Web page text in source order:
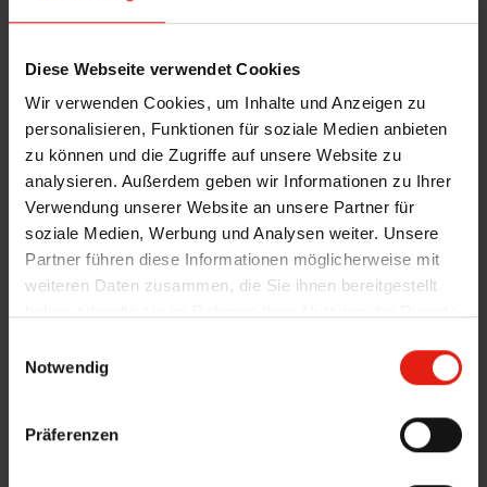
Diese Webseite verwendet Cookies
Wir verwenden Cookies, um Inhalte und Anzeigen zu
personalisieren, Funktionen für soziale Medien anbieten
zu können und die Zugriffe auf unsere Website zu
analysieren. Außerdem geben wir Informationen zu Ihrer
Verwendung unserer Website an unsere Partner für
soziale Medien, Werbung und Analysen weiter. Unsere
Partner führen diese Informationen möglicherweise mit
weiteren Daten zusammen, die Sie ihnen bereitgestellt
Notwendig
Präferenzen
außen ist diese Lösung für das Auge unsichtbar
FürRollläden und Fenster-Markisenwird das
SecuKit per dezentem Gurt in sekundenschnelle
nach oben gezogen und der Rettungsweg ist
freigelegt.
Sie sind auf der Suche nach einer optimalen
Lösung im Notfall? Kommen Sie gerne auf uns zu,
um die Sicherheit Ihres Gebäudes zu verbessern.